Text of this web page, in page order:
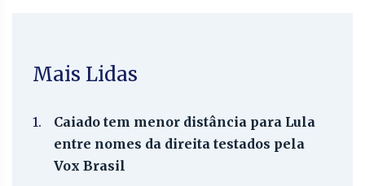
Mais Lidas
1.
Caiado tem menor distância para Lula
entre nomes da direita testados pela
Vox Brasil